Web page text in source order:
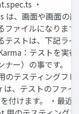
・
、画面や画面の
ファイルになります
テストは、下記ライ
：テストを実
ー）の事です。 ・
テスティングフレ
は、テストのファイ
付けます。 ・最近